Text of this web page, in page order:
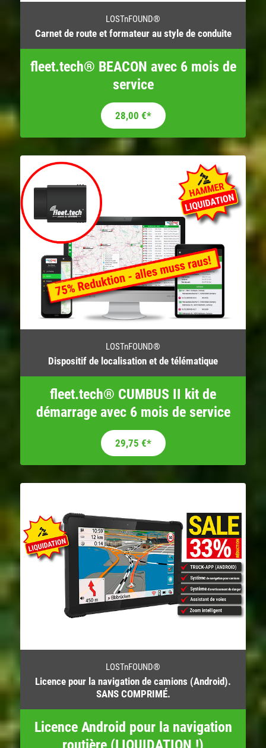
LOSTnFOUND®
Carnet de route et formateur au style de conduite
fleet.tech® BEACON avec 6 mois de
service
28,00 €*
LOSTnFOUND®
Dispositif de localisation et de télématique
fleet.tech® CUMBUS II kit de
démarrage avec 6 mois de service
Le prix initial était : 169,00 €.
29,75 €Le prix actuel est : 29,75 €.
*
LOSTnFOUND®
Licence pour la navigation de camions (Android).
SANS COMPRIMÉ.
Licence Android pour la navigation